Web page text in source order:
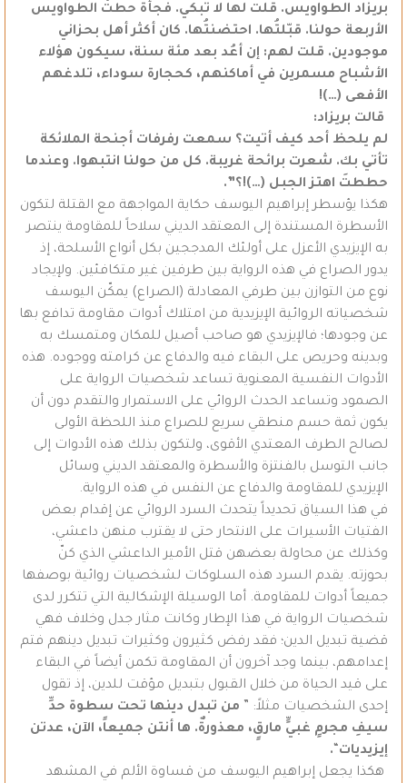
بريزاد الطواويس. قلت لها لا تبكي. فجأة حطتْ الطواويس
الأربعة حولنا. قبّلتُها. احتضنتُها. كان أكثر أهل بحزاني
موجودين. قلت لهم: إن أعُد بعد مئة سنة، سيكون هؤلاء
الأشباح مسمرين في أماكنهم، كحجارة سوداء، تلدغهم
الأفعى (…)!
قالت بريزاد:
لم يلحظ أحد كيف أتيت؟ سمعت رفرفات أجنحة الملائكة
تأتي بك. شعرت برائحة غريبة. كل من حولنا انتبهوا. وعندما
حططتَ اهتز الجبل (…)!؟”.
هكذا يؤسطر إبراهيم اليوسف حكاية المواجهة مع القتلة لتكون
الأسطرة المستندة إلى المعتقد الديني سلاحاً للمقاومة ينتصر
به الإيزيدي الأعزل على أولئك المدججين بكل أنواع الأسلحة، إذ
يدور الصراع في هذه الرواية بين طرفين غير متكافئين. ولإيجاد
نوع من التوازن بين طرفي المعادلة (الصراع) يمكّن اليوسف
شخصياته الروائية الإيزيدية من امتلاك أدوات مقاومة تدافع بها
عن وجودها؛ فالإيزيدي هو صاحب أصيل للمكان ومتمسك به
وبدينه وحريص على البقاء فيه والدفاع عن كرامته ووجوده. هذه
الأدوات النفسية المعنوية تساعد شخصيات الرواية على
الصمود وتساعد الحدث الروائي على الاستمرار والتقدم دون أن
يكون ثمة حسم منطقي سريع للصراع منذ اللحظة الأولى
لصالح الطرف المعتدي الأقوى، ولتكون بذلك هذه الأدوات إلى
جانب التوسل بالفنتزة والأسطرة والمعتقد الديني وسائل
الإيزيدي للمقاومة والدفاع عن النفس في هذه الرواية.
في هذا السياق تحديداً يتحدث السرد الروائي عن إقدام بعض
الفتيات الأسيرات على الانتحار حتى لا يقترب منهن داعشي،
وكذلك عن محاولة بعضهن قتل الأمير الداعشي الذي كنّ
بحوزته. يقدم السرد هذه السلوكات لشخصيات روائية بوصفها
جميعاً أدوات للمقاومة. أما الوسيلة الإشكالية التي تتكرر لدى
شخصيات الرواية في هذا الإطار وكانت مثار جدل وخلاف فهي
قضية تبديل الدين؛ فقد رفض كثيرون وكثيرات تبديل دينهم فتم
إعدامهم، بينما وجد آخرون أن المقاومة تكمن أيضاً في البقاء
على قيد الحياة من خلال القبول بتبديل مؤقت للدين، إذ تقول
إحدى الشخصيات مثلاً: ” من تبدل دينها تحت سطوة حدِّ
سيفِ مجرمٍ غبيٍّ مارقٍ، معذورةٌ. ها أنتن جميعاً، الآن، عدتن
إيزيديات .
هكذا يجعل إبراهيم اليوسف من قساوة الألم في المشهد